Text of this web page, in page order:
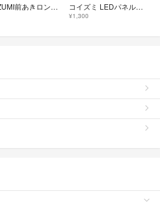
KOIZUMI前あきロングベスト コイズミ LEDパネルダウンライト 埋込穴φ100 AD7200S35
¥1,300